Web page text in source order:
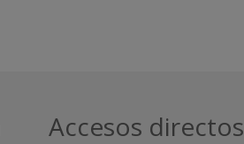
Accesos directos